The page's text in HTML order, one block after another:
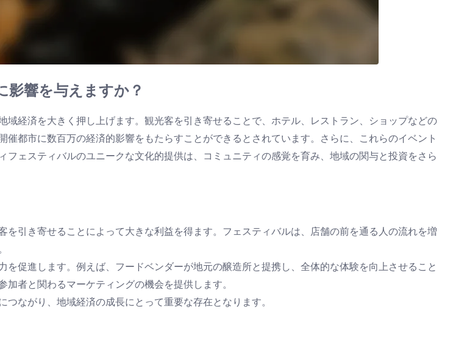
影響を与えますか？
経済を大きく押し上げます。観光客を引き寄せることで、ホテル、レストラン、ショップなどの
都市に数百万の経済的影響をもたらすことができるとされています。さらに、これらのイベント
ェスティバルのユニークな文化的提供は、コミュニティの感覚を育み、地域の関与と投資をさら
引き寄せることによって大きな利益を得ます。フェスティバルは、店舗の前を通る人の流れを増
促進します。例えば、フードベンダーが地元の醸造所と提携し、全体的な体験を向上させること
者と関わるマーケティングの機会を提供します。
ながり、地域経済の成長にとって重要な存在となります。